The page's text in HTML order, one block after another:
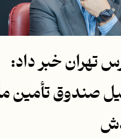
تهران خبر داد:
صندوق تأمین